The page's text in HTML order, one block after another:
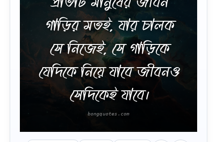
গাড়ির মতই, যার চালক
সে নিজেই, সে গাড়িকে
যেদিকে নিয়ে যাবে জীবনও
সেদিকেই যাবে।